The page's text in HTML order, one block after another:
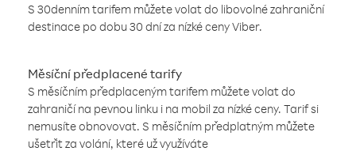
S 30denním tarifem můžete volat do libovolné zahraniční
destinace po dobu 30 dní za nízké ceny Viber.
Měsíční předplacené tarify
S měsíčním předplaceným tarifem můžete volat do
zahraničí na pevnou linku i na mobil za nízké ceny. Tarif si
nemusíte obnovovat. S měsíčním předplatným můžete
ušetřit za volání, které už využíváte